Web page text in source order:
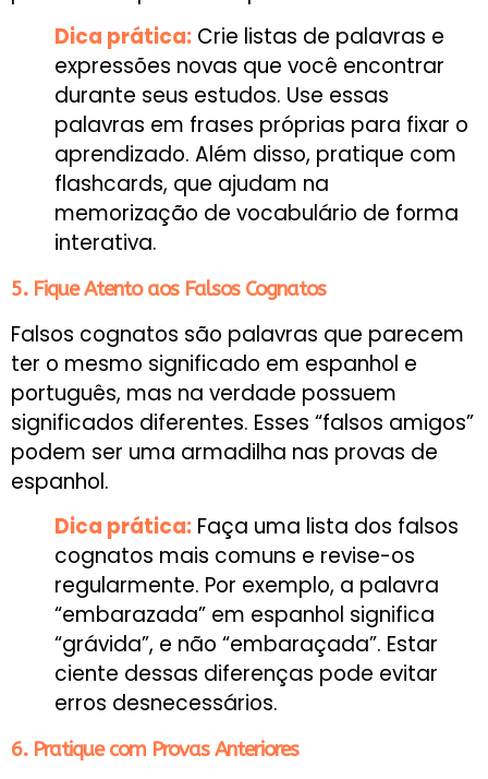
Dica prática: Crie listas de palavras e
expressões novas que você encontrar
durante seus estudos. Use essas
palavras em frases próprias para fixar o
aprendizado. Além disso, pratique com
flashcards, que ajudam na
memorização de vocabulário de forma
interativa.
5. Fique Atento aos Falsos Cognatos
Falsos cognatos são palavras que parecem
ter o mesmo significado em espanhol e
português, mas na verdade possuem
significados diferentes. Esses “falsos amigos”
podem ser uma armadilha nas provas de
espanhol.
Dica prática: Faça uma lista dos falsos
cognatos mais comuns e revise-os
regularmente. Por exemplo, a palavra
“embarazada” em espanhol significa
“grávida”, e não “embaraçada”. Estar
ciente dessas diferenças pode evitar
erros desnecessários.
6. Pratique com Provas Anteriores